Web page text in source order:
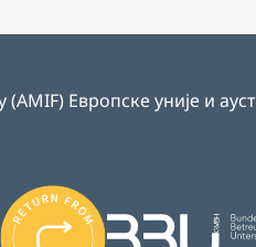
Европске уније и
Image
Image